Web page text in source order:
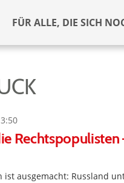
FÜR ALLE, DIE SICH
ist ausgemacht: Russland